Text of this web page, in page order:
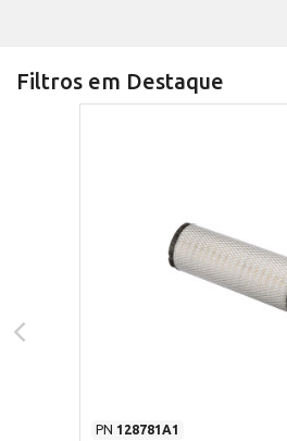
Filtros em Destaque
PN 128781A1